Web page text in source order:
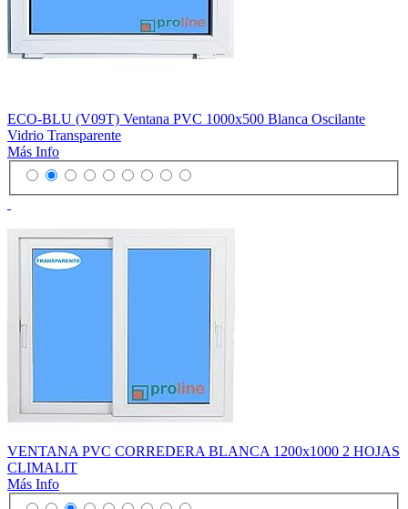
ECO-BLU (V09T) Ventana PVC 1000x500 Blanca Oscilante
Vidrio Transparente
Más Info
VENTANA PVC CORREDERA BLANCA 1200x1000 2 HOJAS
CLIMALIT
Más Info